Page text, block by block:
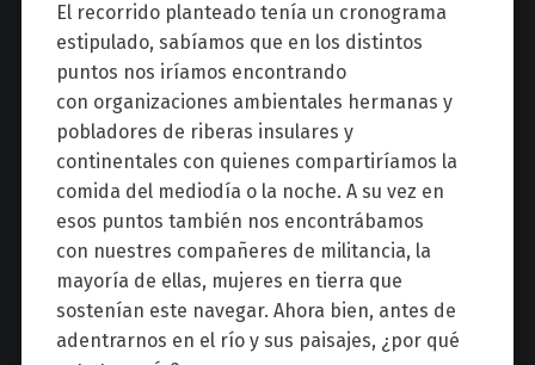
El recorrido planteado tenía un cronograma
estipulado, sabíamos que en los distintos
puntos nos iríamos encontrando
con organizaciones ambientales hermanas y
pobladores de riberas insulares y
continentales con quienes compartiríamos la
comida del mediodía o la noche. A su vez en
esos puntos también nos encontrábamos
con nuestres compañeres de militancia, la
mayoría de ellas, mujeres en tierra que
sostenían este navegar. Ahora bien, antes de
adentrarnos en el río y sus paisajes, ¿por qué